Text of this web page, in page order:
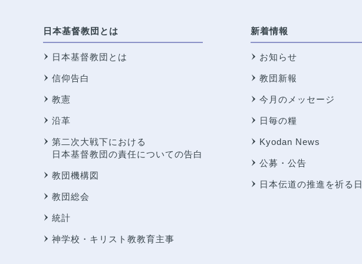
日本基督教団とは
日本基督教団とは
信仰告白
教憲
沿革
第二次大戦下における
日本基督教団の責任についての告白
教団機構図
教団総会
統計
神学校・キリスト教教育主事
新着情報
お知らせ
教団新報
今月のメッセージ
日毎の糧
Kyodan News
公募・公告
日本伝道の推進を祈る日